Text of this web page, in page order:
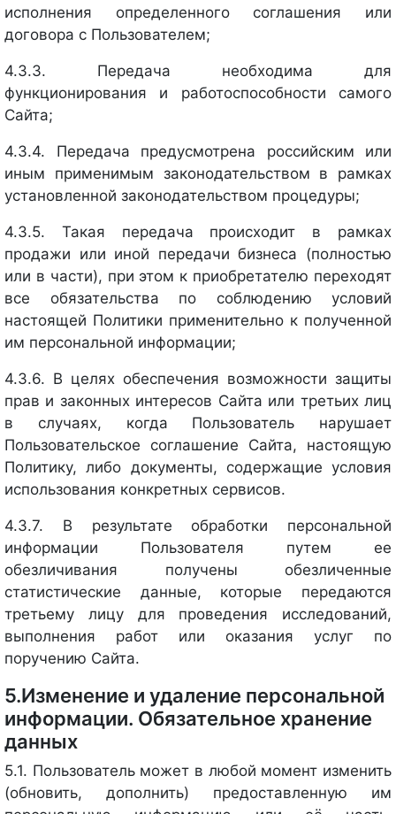
исполнения определенного соглашения или
договора с Пользователем;
4.3.3. Передача необходима для
функционирования и работоспособности самого
Сайта;
4.3.4. Передача предусмотрена российским или
иным применимым законодательством в рамках
установленной законодательством процедуры;
4.3.5. Такая передача происходит в рамках
продажи или иной передачи бизнеса (полностью
или в части), при этом к приобретателю переходят
все обязательства по соблюдению условий
настоящей Политики применительно к полученной
им персональной информации;
4.3.6. В целях обеспечения возможности защиты
прав и законных интересов Сайта или третьих лиц
в случаях, когда Пользователь нарушает
Пользовательское соглашение Сайта, настоящую
Политику, либо документы, содержащие условия
использования конкретных сервисов.
4.3.7. В результате обработки персональной
информации Пользователя путем ее
обезличивания получены обезличенные
статистические данные, которые передаются
третьему лицу для проведения исследований,
выполнения работ или оказания услуг по
поручению Сайта.
5.Изменение и удаление персональной
информации. Обязательное хранение
данных
5.1. Пользователь может в любой момент изменить
(обновить, дополнить) предоставленную им